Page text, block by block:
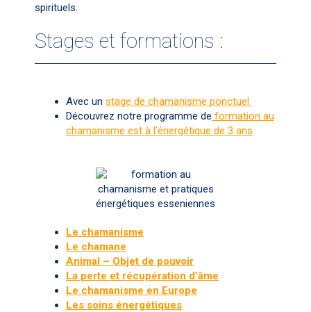
Le chamanisme
Le chamane
Animal – Objet de pouvoir
La perte et récupération d’âme
Le chamanisme en Europe
Les soins énergétiques
spirituels.
Stages et formations :
Avec un stage de chamanisme ponctuel
Découvrez notre programme de formation au
chamanisme est à l’énergétique de 3 ans